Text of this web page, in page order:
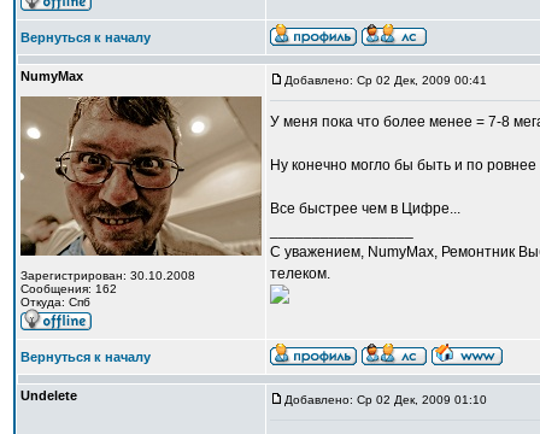
Вернуться к началу
NumyMax
Зарегистрирован: 30.10.2008
Сообщения: 162
Откуда: Спб
Добавлено: Ср 02 Дек, 2009 00:41
У меня пока что более менее = 7-8
Ну конечно могло бы быть и по ровнее
Все быстрее чем в Цифре...
С уважением, NumyMax, Ремонтник
телеком.
Вернуться к началу
Undelete Добавлено: Ср 02 Дек, 2009 01:10